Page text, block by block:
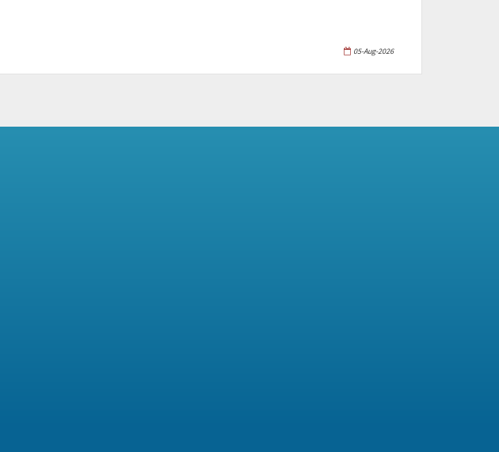
မြန်ဆုံးပို့ဆောင်နိုင်ရေးနှင့် လိုအပ်သညများမှာကြားခဲ့သည်။
05-Aug-2026